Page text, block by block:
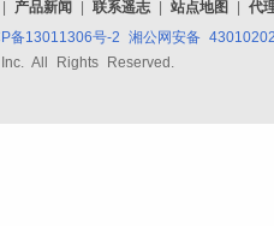
产品新闻 联系遥志 站点地图
代
备13011306号-2 湘公网安备
All Rights Reserved.